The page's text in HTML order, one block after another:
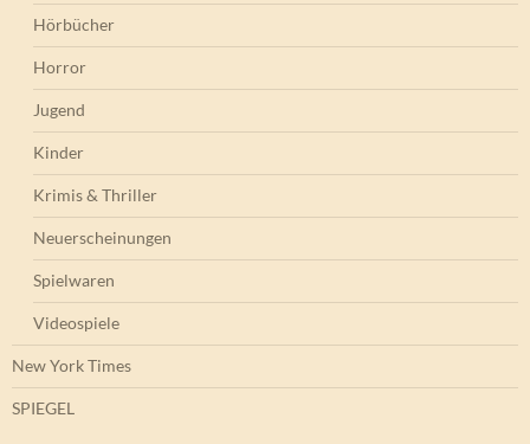
Hörbücher
Horror
Jugend
Kinder
Krimis & Thriller
Neuerscheinungen
Spielwaren
Videospiele
New York Times
SPIEGEL